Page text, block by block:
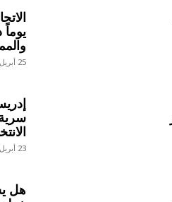
25 أبريل 2026
23 أبريل 2026
هل